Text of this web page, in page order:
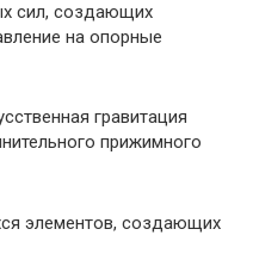
сил, создающих
на опорные
гравитация
прижимного
элементов, создающих